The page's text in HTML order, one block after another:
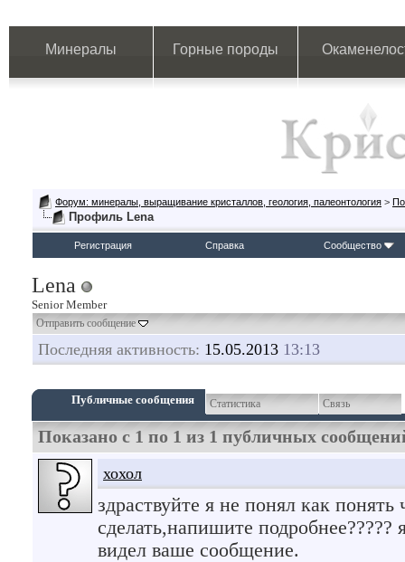
Минералы Горные породы
Форум: минералы, выращивание кристаллов, геология, палеонтология >
Профиль Lena
Регистрация Справка Сообщество
Lena
Senior Member
Отправить сообщение
Последняя активность: 15.05.2013 13:13
Публичные сообщения Статистика Связь
Показано с 1 по 1 из 1 публичных
хохол
здраствуйте я не понял как понять
сделать,напишите подробнее?????
видел ваше сообщение.